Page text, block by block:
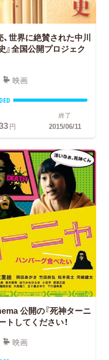
世界に絶賛された中川
』全国公開プロジェク
映画
円
終了
2015/06/11
公開の『死神ターニ
トしてください！
映画